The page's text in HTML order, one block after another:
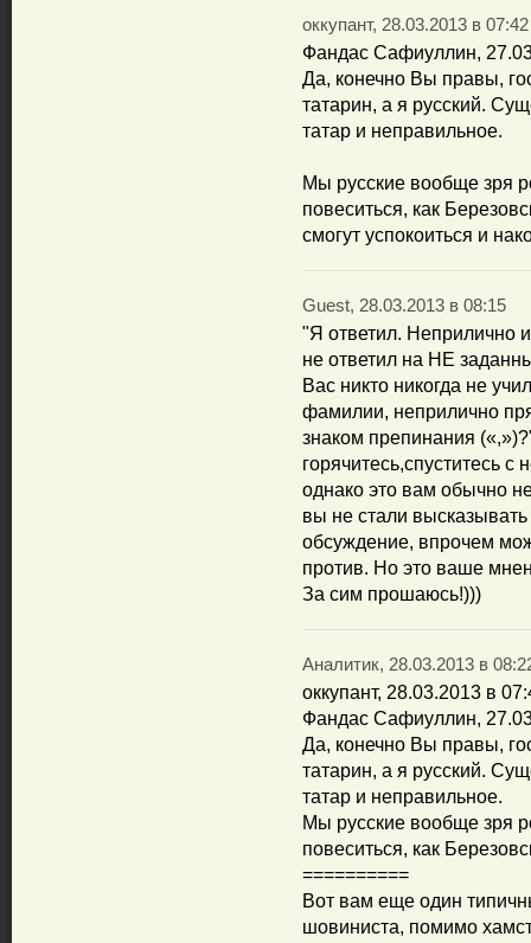
оккупант, 28.03.2013 в 07:42
Фандас Сафиуллин,
Да, конечно Вы правы,
татарин, а я русский.
татар и неправильное.
Мы русские вообще зря
повеситься, как
смогут успокоиться и
Guest, 28.03.2013 в 08:15
"Я ответил. Неприлично и
не ответил на НЕ
Вас никто никогда не
фамилии, неприлично
знаком препинания
горячитесь,спуститесь
однако это вам обычно
вы не стали
обсуждение, впрочем
против. Но это ваше
За сим прошаюсь!)))
Аналитик, 28.03.2013 в
оккупант, 28.03.2013 в
Фандас Сафиуллин,
Да, конечно Вы правы,
татарин, а я русский.
татар и неправильное.
Мы русские вообще зря
повеситься, как
==========
Вот вам еще один
шовиниста, помимо